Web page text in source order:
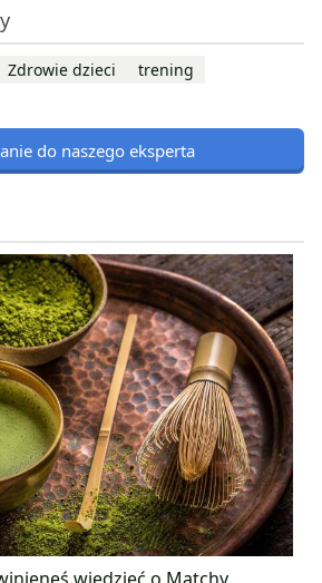
Zdrowie dzieci trening
do naszego eksperta